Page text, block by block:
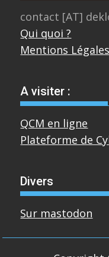
contact [AT]
Qui quoi ?
Mentions Légales
A visiter :
QCM en ligne
Plateforme de
Divers
Sur mastodon